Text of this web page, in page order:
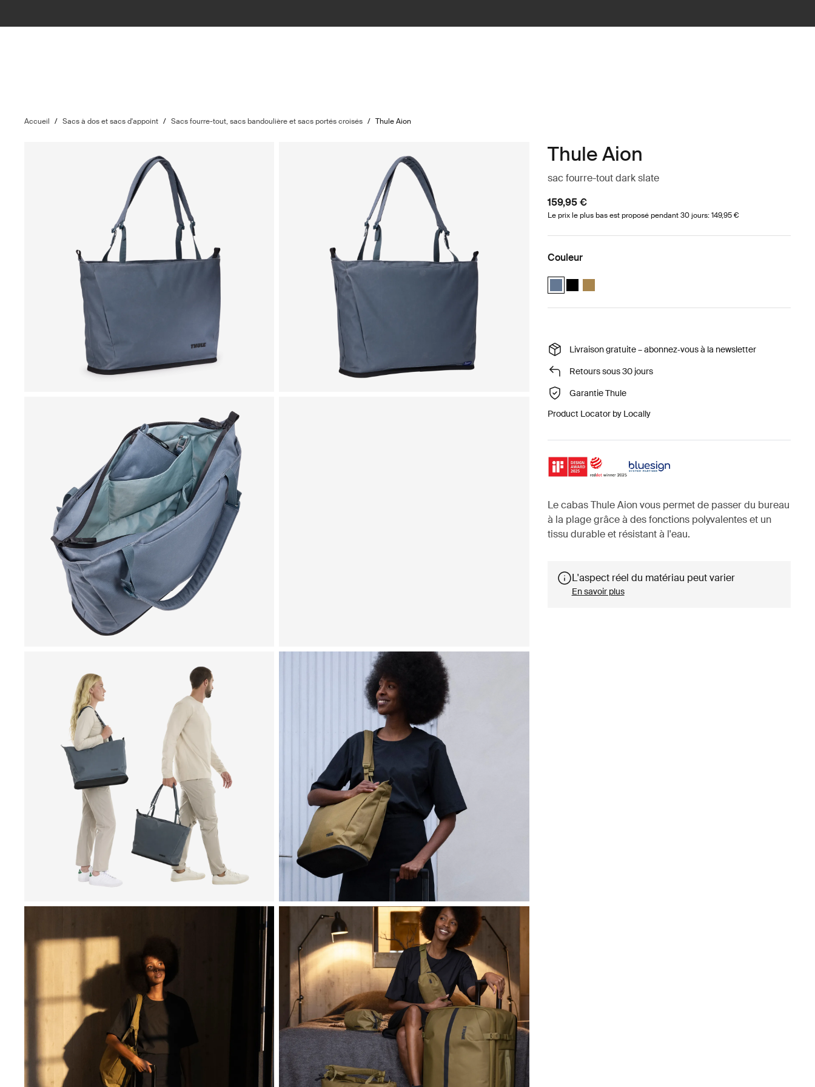
Accueil / Sacs à dos et sacs d'appoint / Sacs fourre-tout, sacs bandoulière et sacs portés croisés / Thule Aion
Thule Aion
sac fourre-tout dark slate
159,95 €
Le prix le plus bas est proposé pendant 30 jours: 149,95 €
Couleur
Thule Aion tote bag Ardoise foncée (selected)
Thule Aion tote bag Noir
Thule Aion tote bag Nutria brown
Livraison gratuite – abonnez‑vous à la newsletter
Retours sous 30 jours
Garantie Thule
Product Locator by Locally
Le cabas Thule Aion vous permet de passer du bureau
à la plage grâce à des fonctions polyvalentes et un
tissu durable et résistant à l'eau.
L'aspect réel du matériau peut varier
En savoir plus